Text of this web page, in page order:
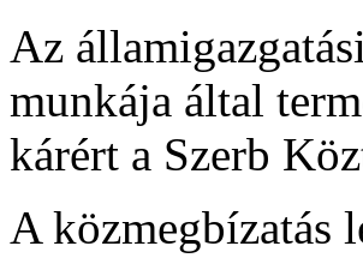
Az
munkája által
kárért a Szerb
A közmegbízatás